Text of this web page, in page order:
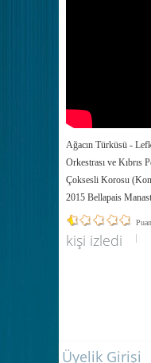
Ağacın Türküsü -
Orkestrası ve
Çoksesli Korosu
2015 Bellapais
kişi izledi
Üyelik Girişi